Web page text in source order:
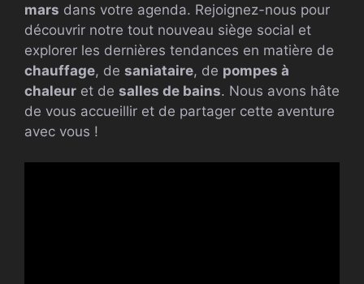
mars dans votre agenda. Rejoignez-nous pour
découvrir notre tout nouveau siège social et
explorer les dernières tendances en matière de
chauffage, de saniataire, de pompes à
chaleur et de salles de bains. Nous avons hâte
de vous accueillir et de partager cette aventure
avec vous !